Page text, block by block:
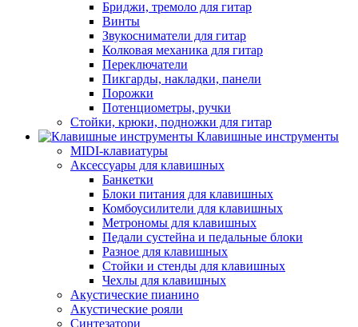
Бриджи, тремоло для гитар
Винты
Звукосниматели для гитар
Колковая механика для гитар
Переключатели
Пикгарды, накладки, панели
Порожки
Потенциометры, ручки
Стойки, крюки, подножки для гитар
Клавишные инструменты
MIDI-клавиатуры
Аксессуары для клавишных
Банкетки
Блоки питания для клавишных
Комбоусилители для клавишных
Метрономы для клавишных
Педали сустейна и педальные блоки
Разное для клавишных
Стойки и стенды для клавишных
Чехлы для клавишных
Акустические пианино
Акустические рояли
Синтезатори